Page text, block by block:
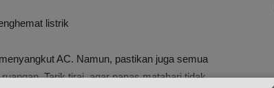
listrik
AC. Namun, pastikan juga semua
Tarik tirai, agar panas matahari tidak